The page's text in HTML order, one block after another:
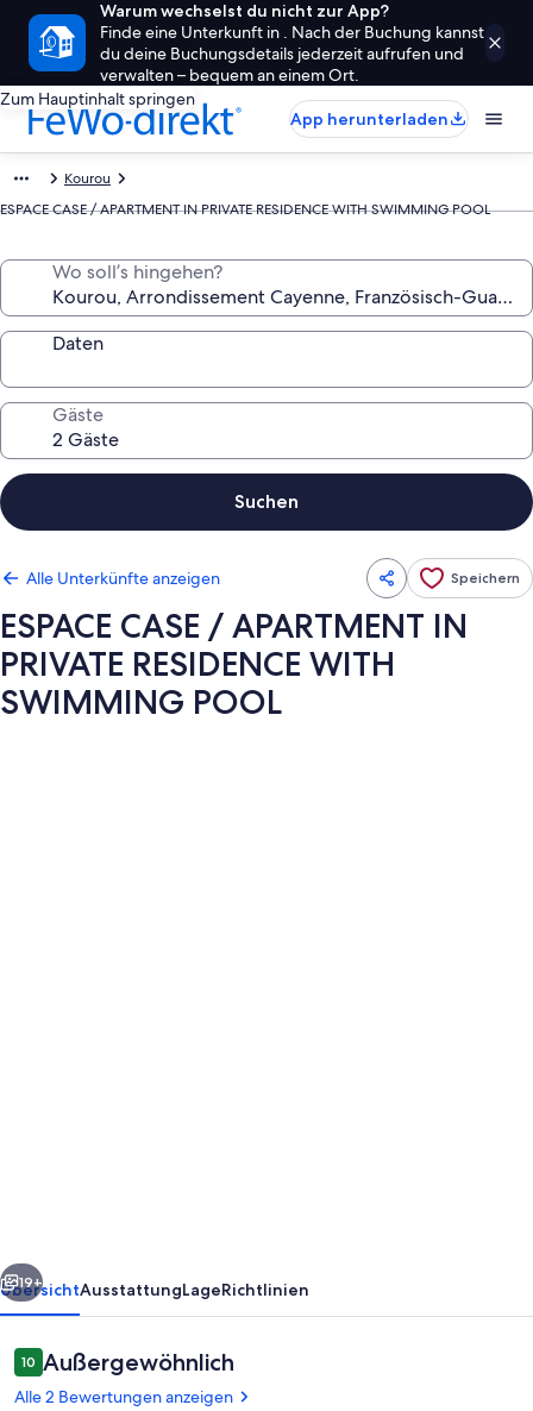
Warum wechselst du nicht zur App?
Finde eine Unterkunft in . Nach der Buchung kannst
du deine Buchungsdetails jederzeit aufrufen und
verwalten – bequem an einem Ort.
Zum Hauptinhalt springen
App herunterladen
Kourou
ESPACE CASE / APARTMENT IN PRIVATE RESIDENCE WITH SWIMMING POOL
Wo soll’s hingehen?
Daten
Gäste
Suchen
Alle Unterkünfte anzeigen Speichern
ESPACE CASE / APARTMENT IN
PRIVATE RESIDENCE WITH
SWIMMING POOL
RESIDENCE
WITH
SWIMMING
POOL
Weiter
19+
ÜbersichtAusstattungLageRichtlinien
Bewertungen
1010 von 10.
Außergewöhnlich
Alle 2 Bewertungen anzeigen